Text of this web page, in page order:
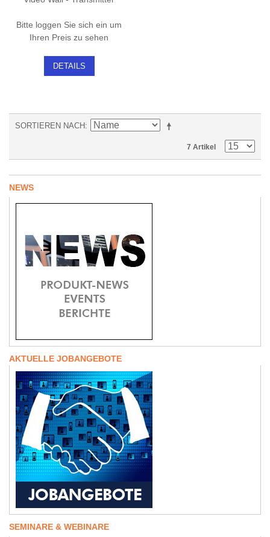
Bitte loggen Sie sich ein um
Ihren Preis zu sehen
DETAILS
SORTIEREN NACH
7 Artikel
NEWS
AKTUELLE JOBANGEBOTE
SEMINARE & WEBINARE